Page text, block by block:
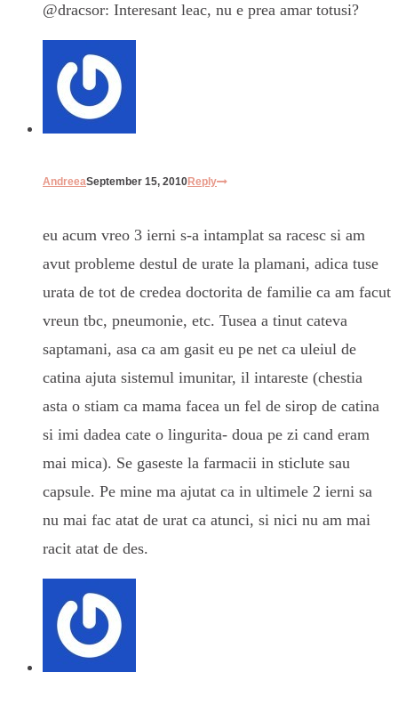
@dracsor: Interesant leac, nu e prea amar totusi?
AndreeaSeptember 15, 2010Reply
eu acum vreo 3 ierni s-a intamplat sa racesc si am
avut probleme destul de urate la plamani, adica tuse
urata de tot de credea doctorita de familie ca am facut
vreun tbc, pneumonie, etc. Tusea a tinut cateva
saptamani, asa ca am gasit eu pe net ca uleiul de
catina ajuta sistemul imunitar, il intareste (chestia
asta o stiam ca mama facea un fel de sirop de catina
si imi dadea cate o lingurita- doua pe zi cand eram
mai mica). Se gaseste la farmacii in sticlute sau
capsule. Pe mine ma ajutat ca in ultimele 2 ierni sa
nu mai fac atat de urat ca atunci, si nici nu am mai
racit atat de des.